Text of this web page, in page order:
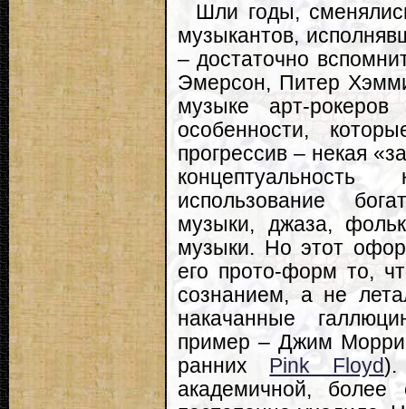
Шли годы,
музыкантов,
– достаточно
Эмерсон, Питер
музыке арт-
особенности,
прогрессив – некая
использование
музыки, джаза,
музыки. Но этот
его прото-форм то,
сознанием, а не
накачанные
пример – Джим
ранних
Pink Floyd).
академичной,